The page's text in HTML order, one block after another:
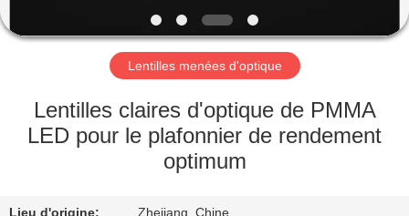
À
PROPOS
NOUS
Lentilles menées d'optique
Lentilles claires d'optique de PMMA
LED pour le plafonnier de rendement
optimum
Lieu d'origine: Zhejiang, Chine